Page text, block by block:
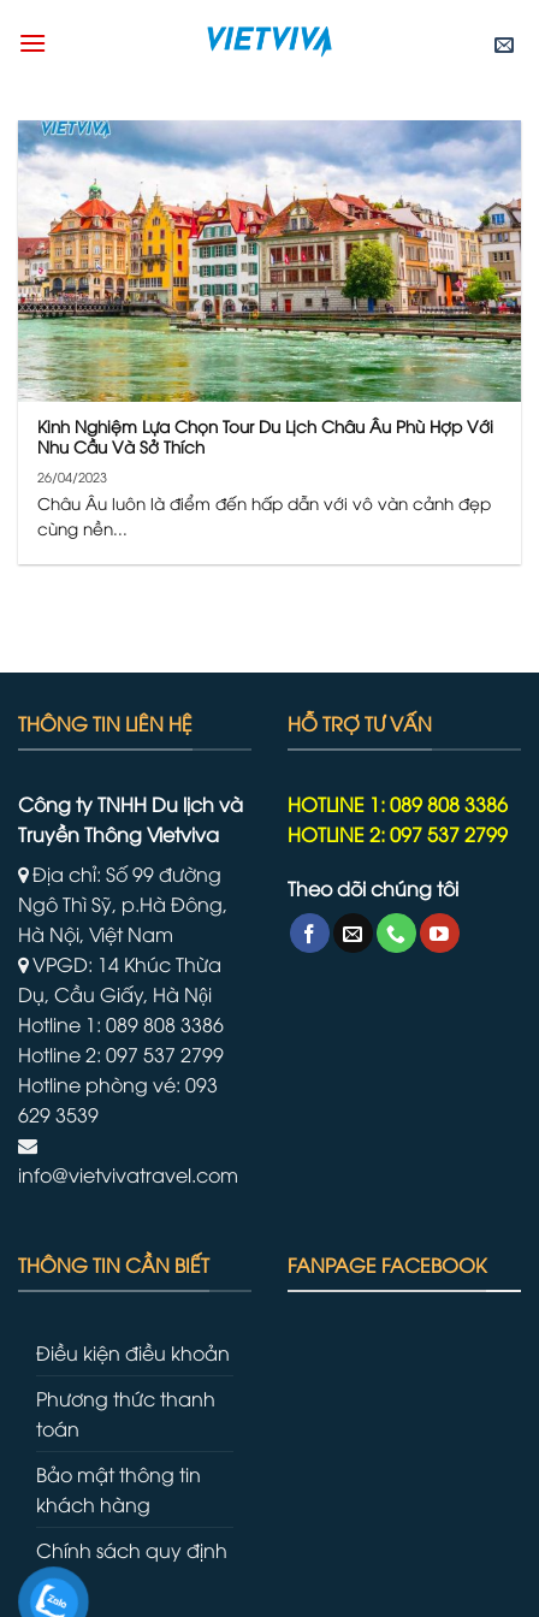
Kinh Nghiệm Lựa Chọn Tour Du Lịch Châu Âu Phù Hợp Với
Nhu Cầu Và Sở Thích
26/04/2023
Châu Âu luôn là điểm đến hấp dẫn với vô vàn cảnh đẹp
cùng nền...
THÔNG TIN LIÊN HỆ
Công ty TNHH Du lịch và
Truyền Thông Vietviva
Địa chỉ: Số 99 đường
Ngô Thì Sỹ, p.Hà Đông,
Hà Nội, Việt Nam
VPGD: 14 Khúc Thừa
Dụ, Cầu Giấy, Hà Nội
Hotline 1: 089 808 3386
Hotline 2: 097 537 2799
Hotline phòng vé: 093
629 3539
info@vietvivatravel.com
HỖ TRỢ TƯ VẤN
HOTLINE 1: 089 808 3386
HOTLINE 2: 097 537 2799
Theo dõi chúng tôi
THÔNG TIN CẦN BIẾT
Điều kiện điều khoản
Phương thức thanh
toán
Bảo mật thông tin
khách hàng
Chính sách quy định
FANPAGE FACEBOOK